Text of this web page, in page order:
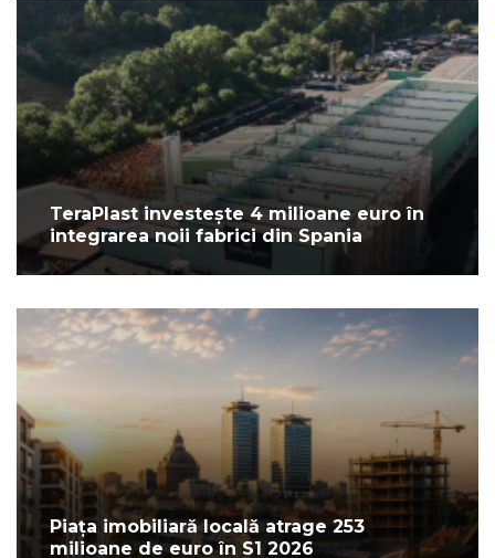
TeraPlast investește 4 milioane euro în
integrarea noii fabrici din Spania
Piața imobiliară locală atrage 253
milioane de euro în S1 2026